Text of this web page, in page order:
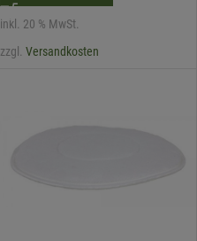
inkl. 20 % MwSt.
zzgl. Versandkosten